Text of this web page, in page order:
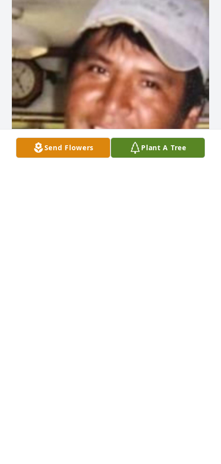
Send Flowers Plant A Tree